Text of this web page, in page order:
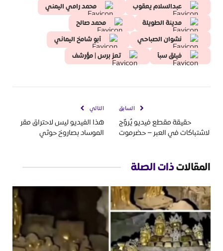
عبدالسلام يعقوب
محمد رامي اليمني
مدينة الطويلة
محمد صالح
نشوان الصباحي
أبو شامخ اليماني
فيلق سبأ
تعز برس | مؤرشف
السابق
حقيقة مقطع فيديو يُروّج
لاشتباكات في العبر – حضرموت
التالي
هذا الفيديو ليس لاحتراق مقر
الموساد بصاروخ حوثي
المقالاتذات الصلة